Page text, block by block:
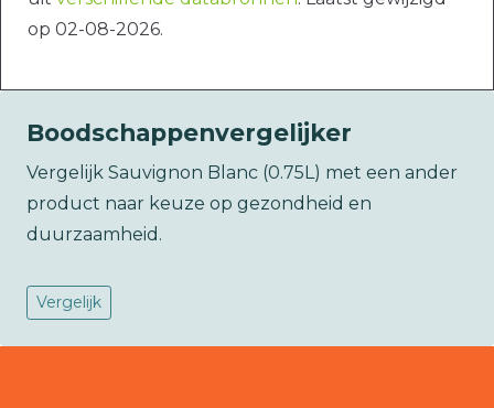
op 02-08-2026.
Boodschappenvergelijker
Vergelijk Sauvignon Blanc (0.75L) met een ander
product naar keuze op gezondheid en
duurzaamheid.
Vergelijk